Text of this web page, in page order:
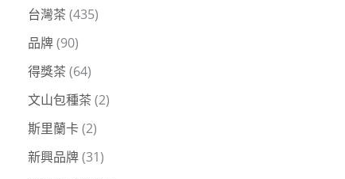
台灣茶 (435)
品牌(90)
得獎茶 (64)
文山包種茶 (2)
斯里蘭卡(2)
新興品牌(31)